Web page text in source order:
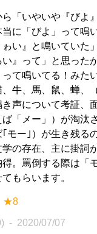
ら「いやいや『びよ
当に「びよ」って鳴
ゎい』と鳴いていた
』って」と思った
って鳴いてる！みた
、牛、馬、鼠、蝉、
き声について考証、
「メー」）が淘汰
｢モー｣）が生き残る
の存在、主に掛詞
得。罵倒する際は「
もらいます。
★8
2020/07/07